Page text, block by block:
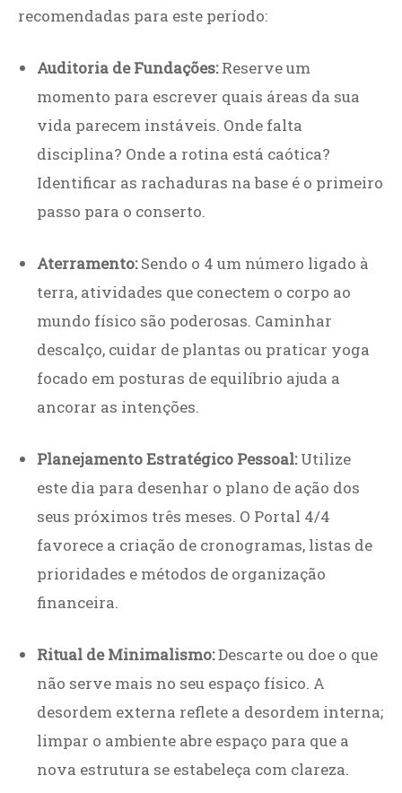
recomendadas para este período:
Auditoria de Fundações:Reserve um
momento para escrever quais áreas da sua
vida parecem instáveis. Onde falta
disciplina? Onde a rotina está caótica?
Identificar as rachaduras na base é o primeiro
passo para o conserto.
Aterramento:Sendo o 4 um número ligado à
terra, atividades que conectem o corpo ao
mundo físico são poderosas. Caminhar
descalço, cuidar de plantas ou praticar yoga
focado em posturas de equilíbrio ajuda a
ancorar as intenções.
Planejamento Estratégico Pessoal:Utilize
este dia para desenhar o plano de ação dos
seus próximos três meses. O Portal 4/4
favorece a criação de cronogramas, listas de
prioridades e métodos de organização
financeira.
Ritual de Minimalismo:Descarte ou doe o que
não serve mais no seu espaço físico. A
desordem externa reflete a desordem interna;
limpar o ambiente abre espaço para que a
nova estrutura se estabeleça com clareza.